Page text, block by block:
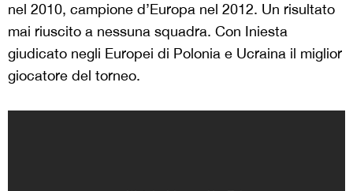
nel 2010, campione d’Europa nel 2012. Un risultato
mai riuscito a nessuna squadra. Con Iniesta
giudicato negli Europei di Polonia e Ucraina il miglior
giocatore del torneo.